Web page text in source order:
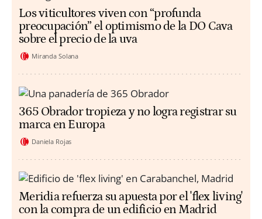
Los viticultores viven con “profunda
preocupación” el optimismo de la DO Cava
sobre el precio de la uva
Miranda Solana
365 Obrador tropieza y no logra registrar su
marca en Europa
Daniela Rojas
Meridia refuerza su apuesta por el 'flex living'
con la compra de un edificio en Madrid